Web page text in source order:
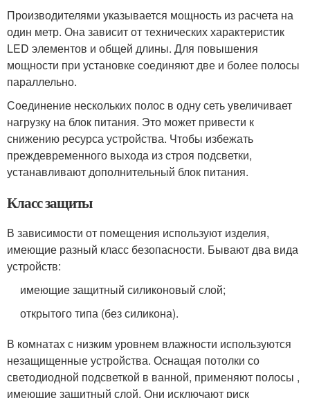
Производителями указывается мощность из расчета на
один метр. Она зависит от технических характеристик
LED элементов и общей длины. Для повышения
мощности при установке соединяют две и более полосы
параллельно.
Соединение нескольких полос в одну сеть увеличивает
нагрузку на блок питания. Это может привести к
снижению ресурса устройства. Чтобы избежать
преждевременного выхода из строя подсветки,
устанавливают дополнительный блок питания.
Класс защиты
В зависимости от помещения используют изделия,
имеющие разный класс безопасности. Бывают два вида
устройств:
имеющие защитный силиконовый слой;
открытого типа (без силикона).
В комнатах с низким уровнем влажности используются
незащищенные устройства. Оснащая потолки со
светодиодной подсветкой в ванной, применяют полосы ,
имеющие защитный слой. Они исключают риск